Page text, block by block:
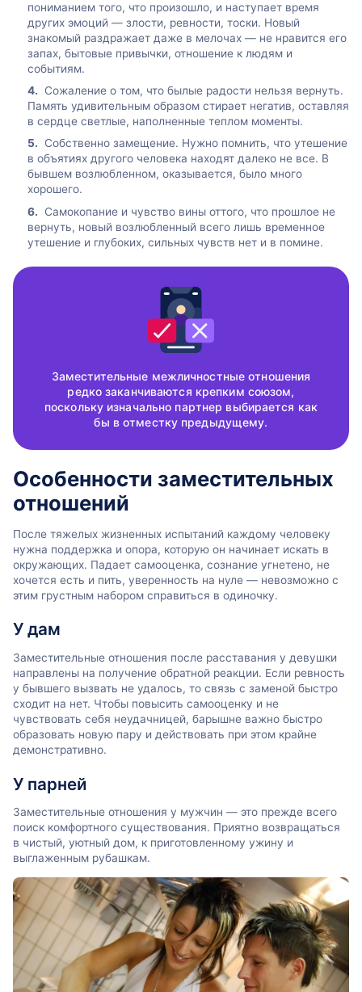
пониманием того, что произошло, и наступает время
других эмоций — злости, ревности, тоски. Новый
знакомый раздражает даже в мелочах — не нравится его
запах, бытовые привычки, отношение к людям и
событиям.
Сожаление о том, что былые радости нельзя вернуть.
Память удивительным образом стирает негатив, оставляя
в сердце светлые, наполненные теплом моменты.
Собственно замещение. Нужно помнить, что утешение
в объятиях другого человека находят далеко не все. В
бывшем возлюбленном, оказывается, было много
хорошего.
Самокопание и чувство вины оттого, что прошлое не
вернуть, новый возлюбленный всего лишь временное
утешение и глубоких, сильных чувств нет и в помине.
Заместительные межличностные отношения
редко заканчиваются крепким союзом,
поскольку изначально партнер выбирается как
бы в отместку предыдущему.
Особенности заместительных
отношений
После тяжелых жизненных испытаний каждому человеку
нужна поддержка и опора, которую он начинает искать в
окружающих. Падает самооценка, сознание угнетено, не
хочется есть и пить, уверенность на нуле — невозможно с
этим грустным набором справиться в одиночку.
У дам
Заместительные отношения после расставания у девушки
направлены на получение обратной реакции. Если ревность
у бывшего вызвать не удалось, то связь с заменой быстро
сходит на нет. Чтобы повысить самооценку и не
чувствовать себя неудачницей, барышне важно быстро
образовать новую пару и действовать при этом крайне
демонстративно.
У парней
Заместительные отношения у мужчин — это прежде всего
поиск комфортного существования. Приятно возвращаться
в чистый, уютный дом, к приготовленному ужину и
выглаженным рубашкам.